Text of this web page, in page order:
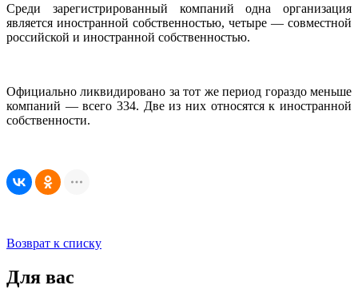
Среди зарегистрированный компаний одна организация
является иностранной собственностью, четыре — совместной
российской и иностранной собственностью.
Официально ликвидировано за тот же период гораздо меньше
компаний — всего 334. Две из них относятся к иностранной
собственности.
Возврат к списку
Для вас